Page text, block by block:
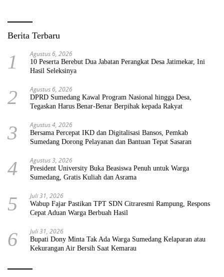
Berita Terbaru
1 Agustus 6, 2026
10 Peserta Berebut Dua Jabatan Perangkat Desa Jatimekar, Ini
Hasil Seleksinya
2 Agustus 6, 2026
DPRD Sumedang Kawal Program Nasional hingga Desa,
Tegaskan Harus Benar-Benar Berpihak kepada Rakyat
3 Agustus 4, 2026
Bersama Percepat IKD dan Digitalisasi Bansos, Pemkab
Sumedang Dorong Pelayanan dan Bantuan Tepat Sasaran
4 Agustus 3, 2026
President University Buka Beasiswa Penuh untuk Warga
Sumedang, Gratis Kuliah dan Asrama
5 Juli 31, 2026
Wabup Fajar Pastikan TPT SDN Citraresmi Rampung, Respons
Cepat Aduan Warga Berbuah Hasil
6 Juli 31, 2026
Bupati Dony Minta Tak Ada Warga Sumedang Kelaparan atau
Kekurangan Air Bersih Saat Kemarau